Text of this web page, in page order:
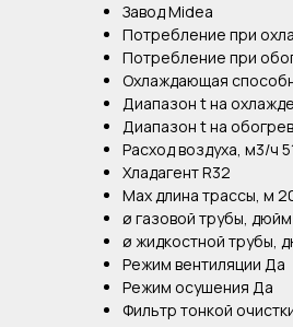
Завод Midea
Потребление при
Потребление при
Охлаждающая
Диапазон t на
Диапазон t на
Расход воздуха, м3/ч
Хладагент R32
Max длина трассы, м
ø газовой трубы,
ø жидкостной трубы,
Режим вентиляции Да
Режим осушения Да
Фильтр тонкой